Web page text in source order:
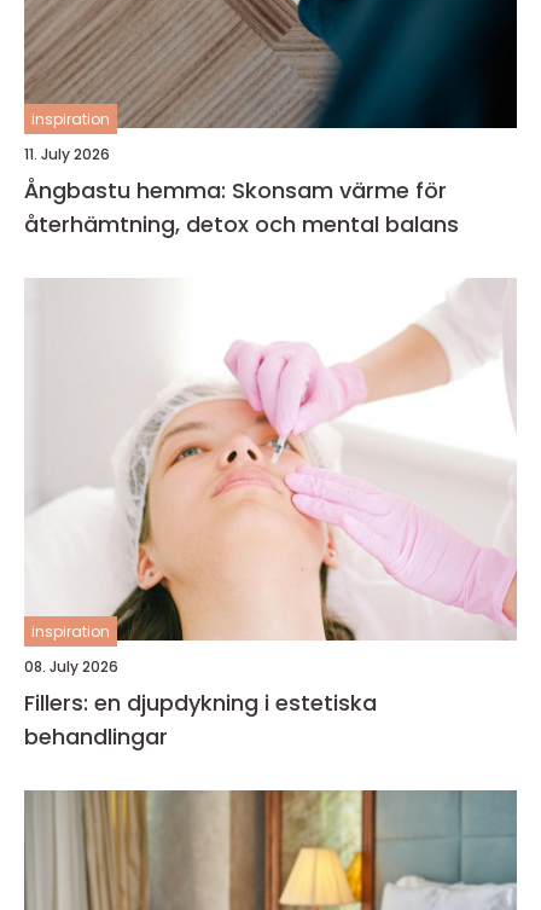
inspiration
11. July 2026
Ångbastu hemma: Skonsam värme för
återhämtning, detox och mental balans
inspiration
08. July 2026
Fillers: en djupdykning i estetiska
behandlingar